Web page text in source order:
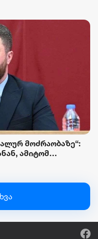
შესახებ
მოძრაობაზე“:
ამიტომ
დროულად
ნაბიჯები